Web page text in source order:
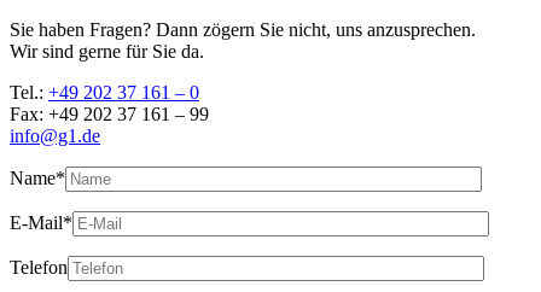
Sie haben Fragen? Dann zögern Sie nicht, uns anzusprechen.
Wir sind gerne für Sie da.
Tel.: +49 202 37 161 – 0
Fax: +49 202 37 161 – 99
info@g1.de
Name*
E-Mail*
Telefon